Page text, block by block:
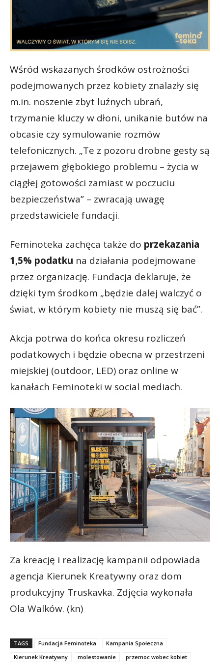
Wśród wskazanych środków ostrożności
podejmowanych przez kobiety znalazły się
m.in. noszenie zbyt luźnych ubrań,
trzymanie kluczy w dłoni, unikanie butów na
obcasie czy symulowanie rozmów
telefonicznych. „Te z pozoru drobne gesty są
przejawem głębokiego problemu – życia w
ciągłej gotowości zamiast w poczuciu
bezpieczeństwa” – zwracają uwagę
przedstawiciele fundacji.
Feminoteka zachęca także do przekazania
1,5% podatku na działania podejmowane
przez organizację. Fundacja deklaruje, że
dzięki tym środkom „będzie dalej walczyć o
świat, w którym kobiety nie muszą się bać”.
Akcja potrwa do końca okresu rozliczeń
podatkowych i będzie obecna w przestrzeni
miejskiej (outdoor, LED) oraz online w
kanałach Feminoteki w social mediach.
Za kreację i realizację kampanii odpowiada
agencja Kierunek Kreatywny oraz dom
produkcyjny Truskavka. Zdjęcia wykonała
Ola Walków. (kn)
TAGS Fundacja Feminoteka
Kampania Społeczna
Kierunek Kreatywny
molestowanie przemoc wobec kobiet